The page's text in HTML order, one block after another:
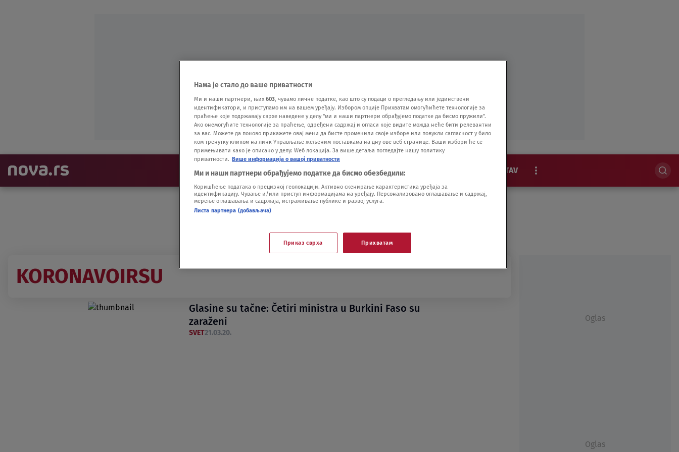
NAJNOVIJE VESTI SHOW SPORT VIDEO NOVA BAZA STAV
EKSKLUZIVNO
KORONAVOIRSU
Glasine su tačne: Četiri ministra u Burkini Faso su
zaraženi
SVET21.03.20.
Oglas
Oglas
Нама је стало до ваше приватности
Ми и наши партнери, њих 603, чувамо личне податке, као што су подаци о прегледању или јединствени
идентификатори, и приступамо им на вашем уређају. Избором опције Прихватам омогућићете технологије за
праћење које подржавају сврхе наведене у делу "ми и наши партнери обрађујемо податке да бисмо пружили".
Ако онемогућите технологије за праћење, одређени садржај и огласи које видите можда неће бити релевантни
за вас. Можете да поново прикажете овај мени да бисте променили своје изборе или повукли сагласност у било
ком тренутку кликом на линк Управљање жељеним поставкама на дну ове веб странице. Ваши избори ће се
примењивати како је описано у делу: Wеб локација. За више детаља погледајте нашу политику
приватности. Више информација о вашој приватности
Ми и наши партнери обрађујемо податке да бисмо обезбедили:
Коришћење података о прецизној геолокацији. Активно скенирање карактеристика уређаја за
идентификацију. Чување и/или приступ информацијама на уређају. Персонализовано оглашавање и садржај,
мерење оглашавања и садржаја, истраживање публике и развој услуга.
Листа партнера (добављача)
Приказ сврха Прихватам